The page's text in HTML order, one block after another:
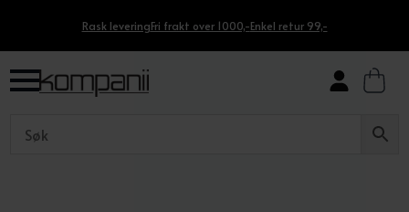
Rask leveringFri frakt over 1000,-Enkel retur 99,-